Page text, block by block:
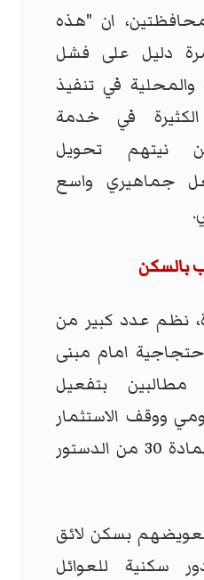
ان "هذه
دليل على فشل
والمحلية في تنفيذ
الكثيرة في خدمة
نيتهم تحويل
جماهيري واسع
بالسكن
نظم عدد كبير من
امام مبنى
مطالبين بتفعيل
ووقف الاستثمار
غير العادل وتطبيق المادة 30 من الدستور
بسكن لائق
سكنية للعوائل